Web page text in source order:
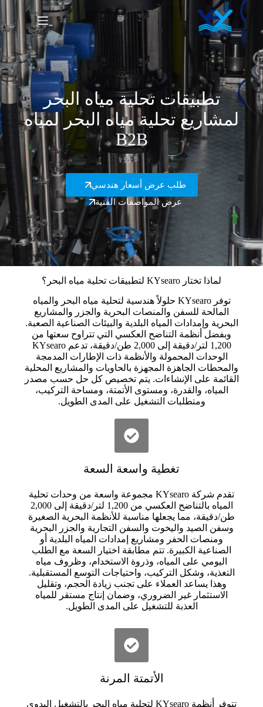
التجاوز
المحتوى
تطبيقات تحلية مياه البحر
لمشاريع تحلية مياه البحر لمياه
B2B
طلب عرض أسعار هندسي
عرض المواصفات الفنية
لماذا تختار KYsearo لتطبيقات تحلية مياه البحر؟
توفر KYsearo حلولاً هندسية لتحلية مياه البحر والمياه
المالحة للسفن والمنصات البحرية والجزر والمشاريع
البحرية وإمدادات المياه البلدية والبيئات الصناعية الصعبة.
وبفضل أنظمة التناضح العكسي التي تتراوح سعتها من
1,200 لتر/دقيقة إلى 2,000 طن/دقيقة، تدعم KYsearo
الوحدات المحمولة والأنظمة ذات الإطارات المدمجة
والمحطات الجاهزة المجهزة بالحاويات والمشاريع المحلية
القائمة على الإنشاءات. يتم تخصيص كل حل حسب مصدر
المياه، والقدرة، ومستوى الأتمتة، ومساحة التركيب،
ومتطلبات التشغيل على المدى الطويل.
تغطية واسعة السعة
تقدم شركة KYsearo مجموعة واسعة من وحدات تحلية
المياه بالتناضح العكسي من 1,200 لتر/دقيقة إلى 2,000
طن/دقيقة، مما يجعلها مناسبة للأنظمة البحرية الصغيرة
وسفن الصيد واليخوت والسفن التجارية والجزر البحرية
ومنصات الحفر ومشاريع إمدادات المياه البلدية أو
الصناعية الكبيرة. تتم مطابقة اختيار السعة مع الطلب
اليومي على المياه، وذروة الاستخدام، وظروف مياه
التغذية، وشكل التركيب، واحتياجات التوسع المستقبلية.
وهذا يساعد العملاء على تجنب زيادة الحجم، وتقليل
الاستثمار غير الضروري، وضمان إنتاج مستقر للمياه
العذبة للتشغيل على المدى الطويل.
الأتمتة المرنة
تتوفر أنظمة KYsearo لتحلية مياه البحر بالتشغيل اليدوي